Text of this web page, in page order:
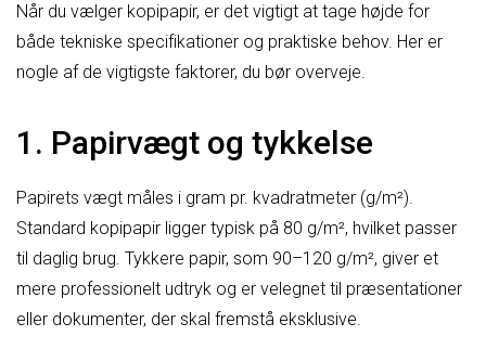
Når du vælger kopipapir, er det vigtigt at tage højde for
både tekniske specifikationer og praktiske behov. Her er
nogle af de vigtigste faktorer, du bør overveje.
1. Papirvægt og tykkelse
Papirets vægt måles i gram pr. kvadratmeter (g/m²).
Standard kopipapir ligger typisk på 80 g/m², hvilket passer
til daglig brug. Tykkere papir, som 90–120 g/m², giver et
mere professionelt udtryk og er velegnet til præsentationer
eller dokumenter, der skal fremstå eksklusive.